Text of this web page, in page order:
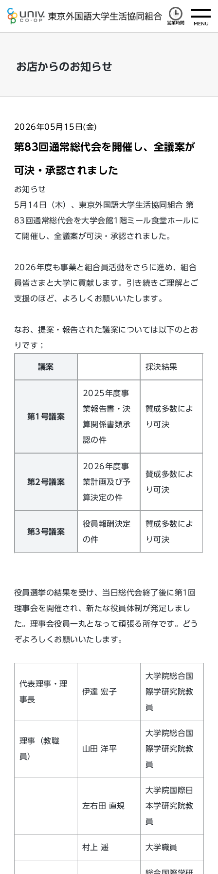
営業時間
お店からのお知らせ
2026年05月15日(金)
第83回通常総代会を開催し、全議案が
可決・承認されました
お知らせ
5月14日（木）、東京外国語大学生活協同組合 第
83回通常総代会を大学会館1階ミール食堂ホールに
て開催し、全議案が可決・承認されました。
2026年度も事業と組合員活動をさらに進め、組合
員皆さまと大学に貢献します。引き続きご理解とご
支援のほど、よろしくお願いいたします。
なお、提案・報告された議案については以下のとお
りです；
議案 採決結果
第1号議案
2025年度事
業報告書・決
算関係書類承
認の件
賛成多数によ
り可決
第2号議案
2026年度事
業計画及び予
算決定の件
賛成多数によ
り可決
第3号議案
役員報酬決定
の件
賛成多数によ
り可決
役員選挙の結果を受け、当日総代会終了後に第1回
理事会を開催され、新たな役員体制が発足しまし
た。理事会役員一丸となって頑張る所存です。どう
ぞよろしくお願いいたします。
代表理事・理
事長
伊達 宏子
大学院総合国
際学研究院教
員
理事（教職
員）
山田 洋平
大学院総合国
際学研究院教
員
左右田 直規
大学院国際日
本学研究院教
員
村上 遥 大学職員